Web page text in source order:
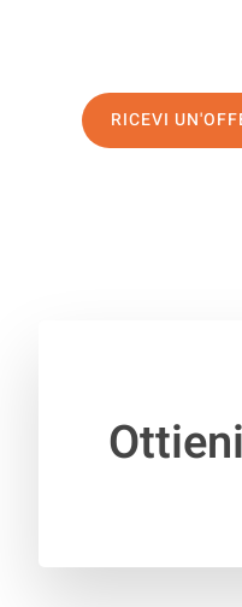
RICEVI
Ottieni